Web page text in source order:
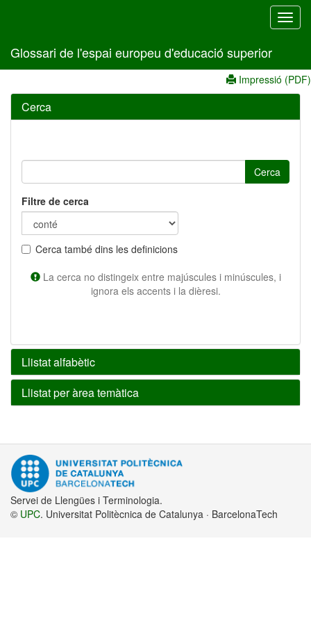
Glossari de l'espai europeu d'educació superior
Impressió (PDF)
Cerca
Cerca
Filtre de cerca
Cerca també dins les definicions
La cerca no distingeix entre majúscules i minúscules, i
ignora els accents i la dièresi.
Llistat alfabètic
Llistat per àrea temàtica
Servei de Llengües i Terminologia.
© UPC. Universitat Politècnica de Catalunya · BarcelonaTech